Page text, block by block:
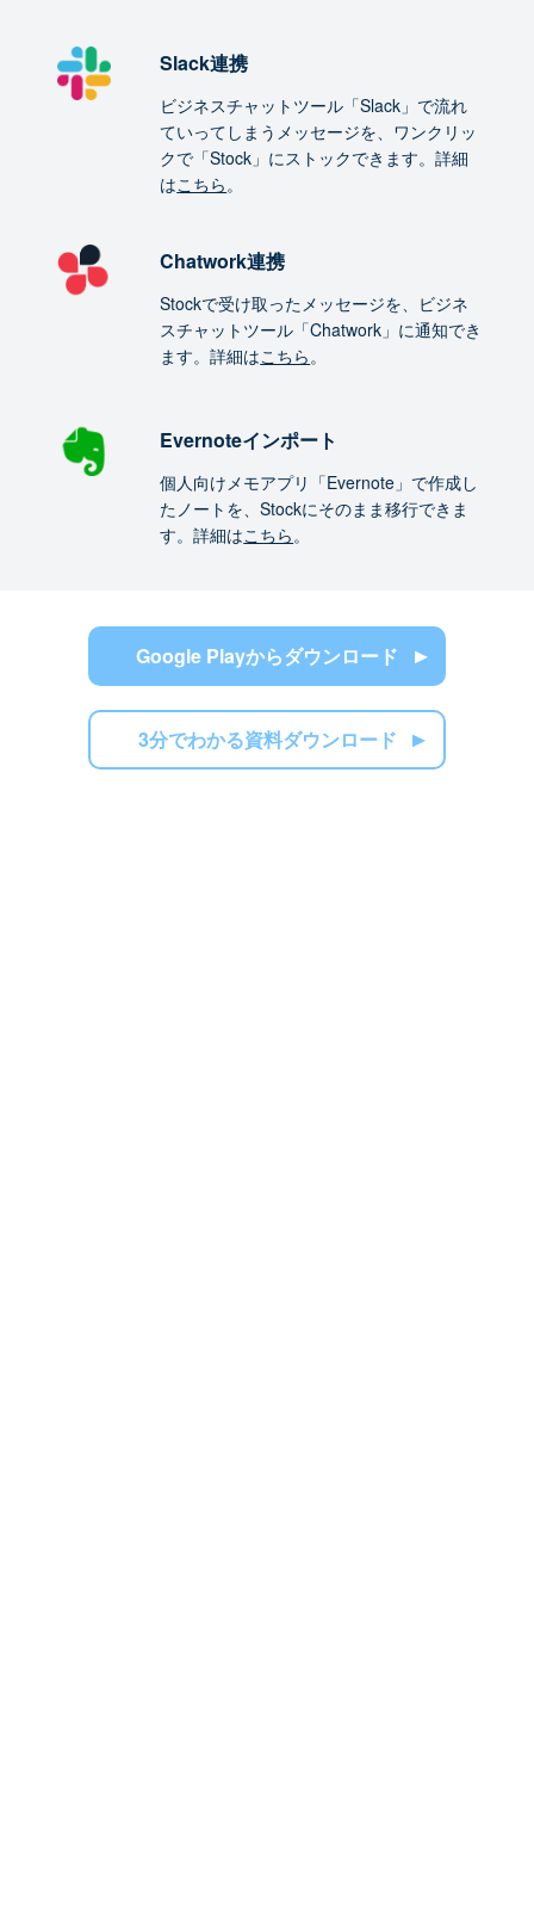
Slack連携
ビジネスチャットツール「Slack」で流れ
ていってしまうメッセージを、ワンクリッ
クで「Stock」にストックできます。詳細
はこちら。
Chatwork連携
Stockで受け取ったメッセージを、ビジネ
スチャットツール「Chatwork」に通知でき
ます。詳細はこちら。
Evernoteインポート
個人向けメモアプリ「Evernote」で作成し
たノートを、Stockにそのまま移行できま
す。詳細はこちら。
Google Playからダウンロード
3分でわかる資料ダウンロード